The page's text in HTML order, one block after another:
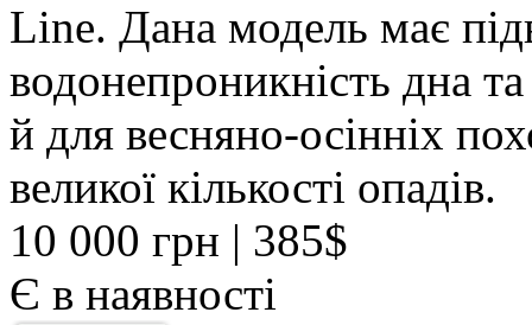
Line. Дана модель має
водонепроникність дна та
й для весняно-осінніх
великої кількості опадів.
10 000 грн | 385$
Є в наявності